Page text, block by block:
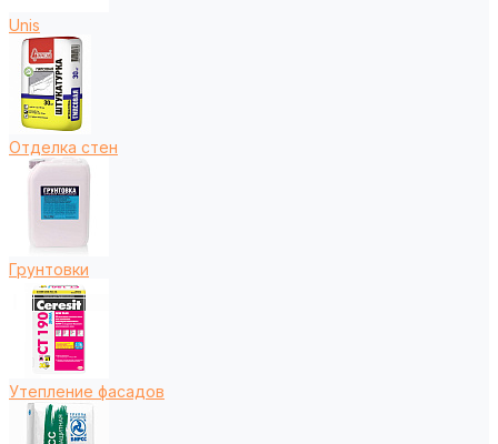
Unis
Отделка стен
Грунтовки
Утепление фасадов